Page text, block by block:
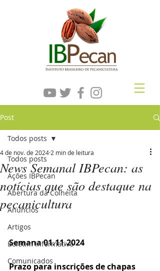
Post
Todos posts
Ações IBPecan
Abertura da Colheita
Anúncios
Artigos
Boletim Informativo
Comunicados
Todos posts
News Semanal IBPecan: as
notícias que são destaque na
pecanicultura
4 de nov. de 2024 2 min de leitura
Semana 01.11.2024
Prazo para inscrições de chapas